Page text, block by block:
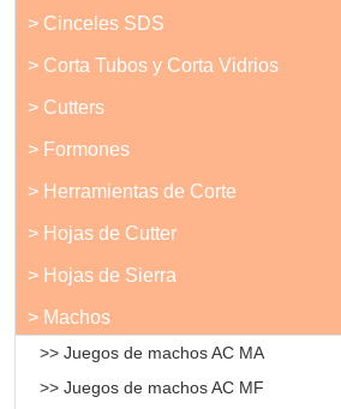
> Cinceles SDS
> Corta Tubos y Corta Vidrios
> Cutters
> Formones
> Herramientas de Corte
> Hojas de Cutter
> Hojas de Sierra
> Machos
>> Juegos de machos AC MA
>> Juegos de machos AC MF